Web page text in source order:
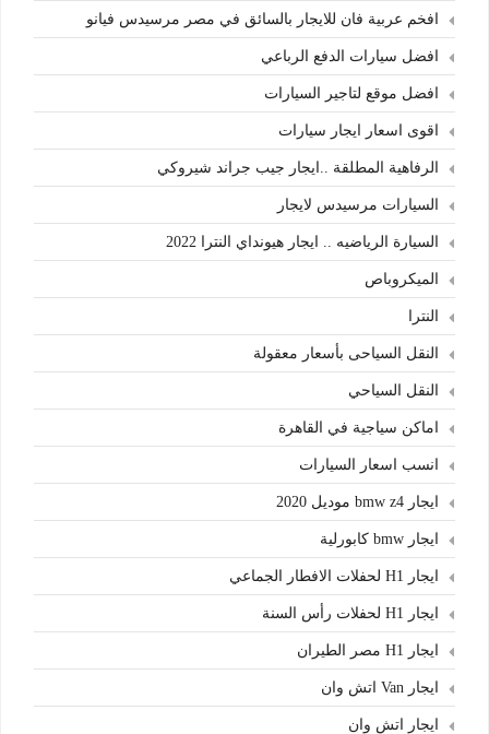
افخم عربية فان للايجار بالسائق في مصر مرسيدس فيانو
افضل سيارات الدفع الرباعي
افضل موقع لتاجير السيارات
اقوى اسعار ايجار سيارات
الرفاهية المطلقة ..ايجار جيب جراند شيروكي
السيارات مرسيدس لايجار
السيارة الرياضيه .. ايجار هيونداي النترا 2022
الميكروباص
النترا
النقل السياحى بأسعار معقولة
النقل السياحي
اماكن سياجية في القاهرة
انسب اسعار السيارات
ايجار bmw z4 موديل 2020
ايجار bmw كابورلية
ايجار H1 لحفلات الافطار الجماعي
ايجار H1 لحفلات رأس السنة
ايجار H1 مصر الطيران
ايجار Van اتش وان
ايجار اتش وان